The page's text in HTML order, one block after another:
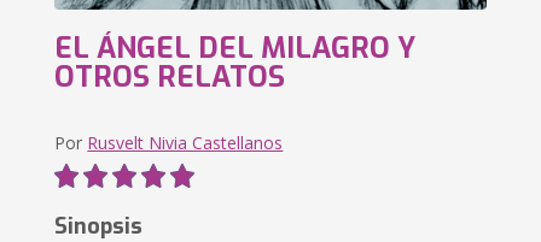
EL ÁNGEL DEL MILAGRO Y
OTROS RELATOS
Por Rusvelt Nivia Castellanos
Sinopsis